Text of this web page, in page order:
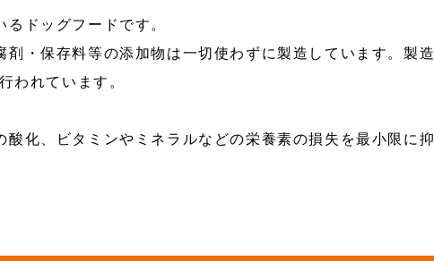
ドッグフードです。
・保存料等の添加物は一切使わずに製造しています。製造
われています。
化、ビタミンやミネラルなどの栄養素の損失を最小限に抑